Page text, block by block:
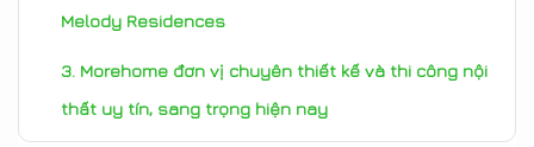
Melody Residences
Morehome đơn vị chuyên thiết kế và thi công nội
thất uy tín, sang trọng hiện nay